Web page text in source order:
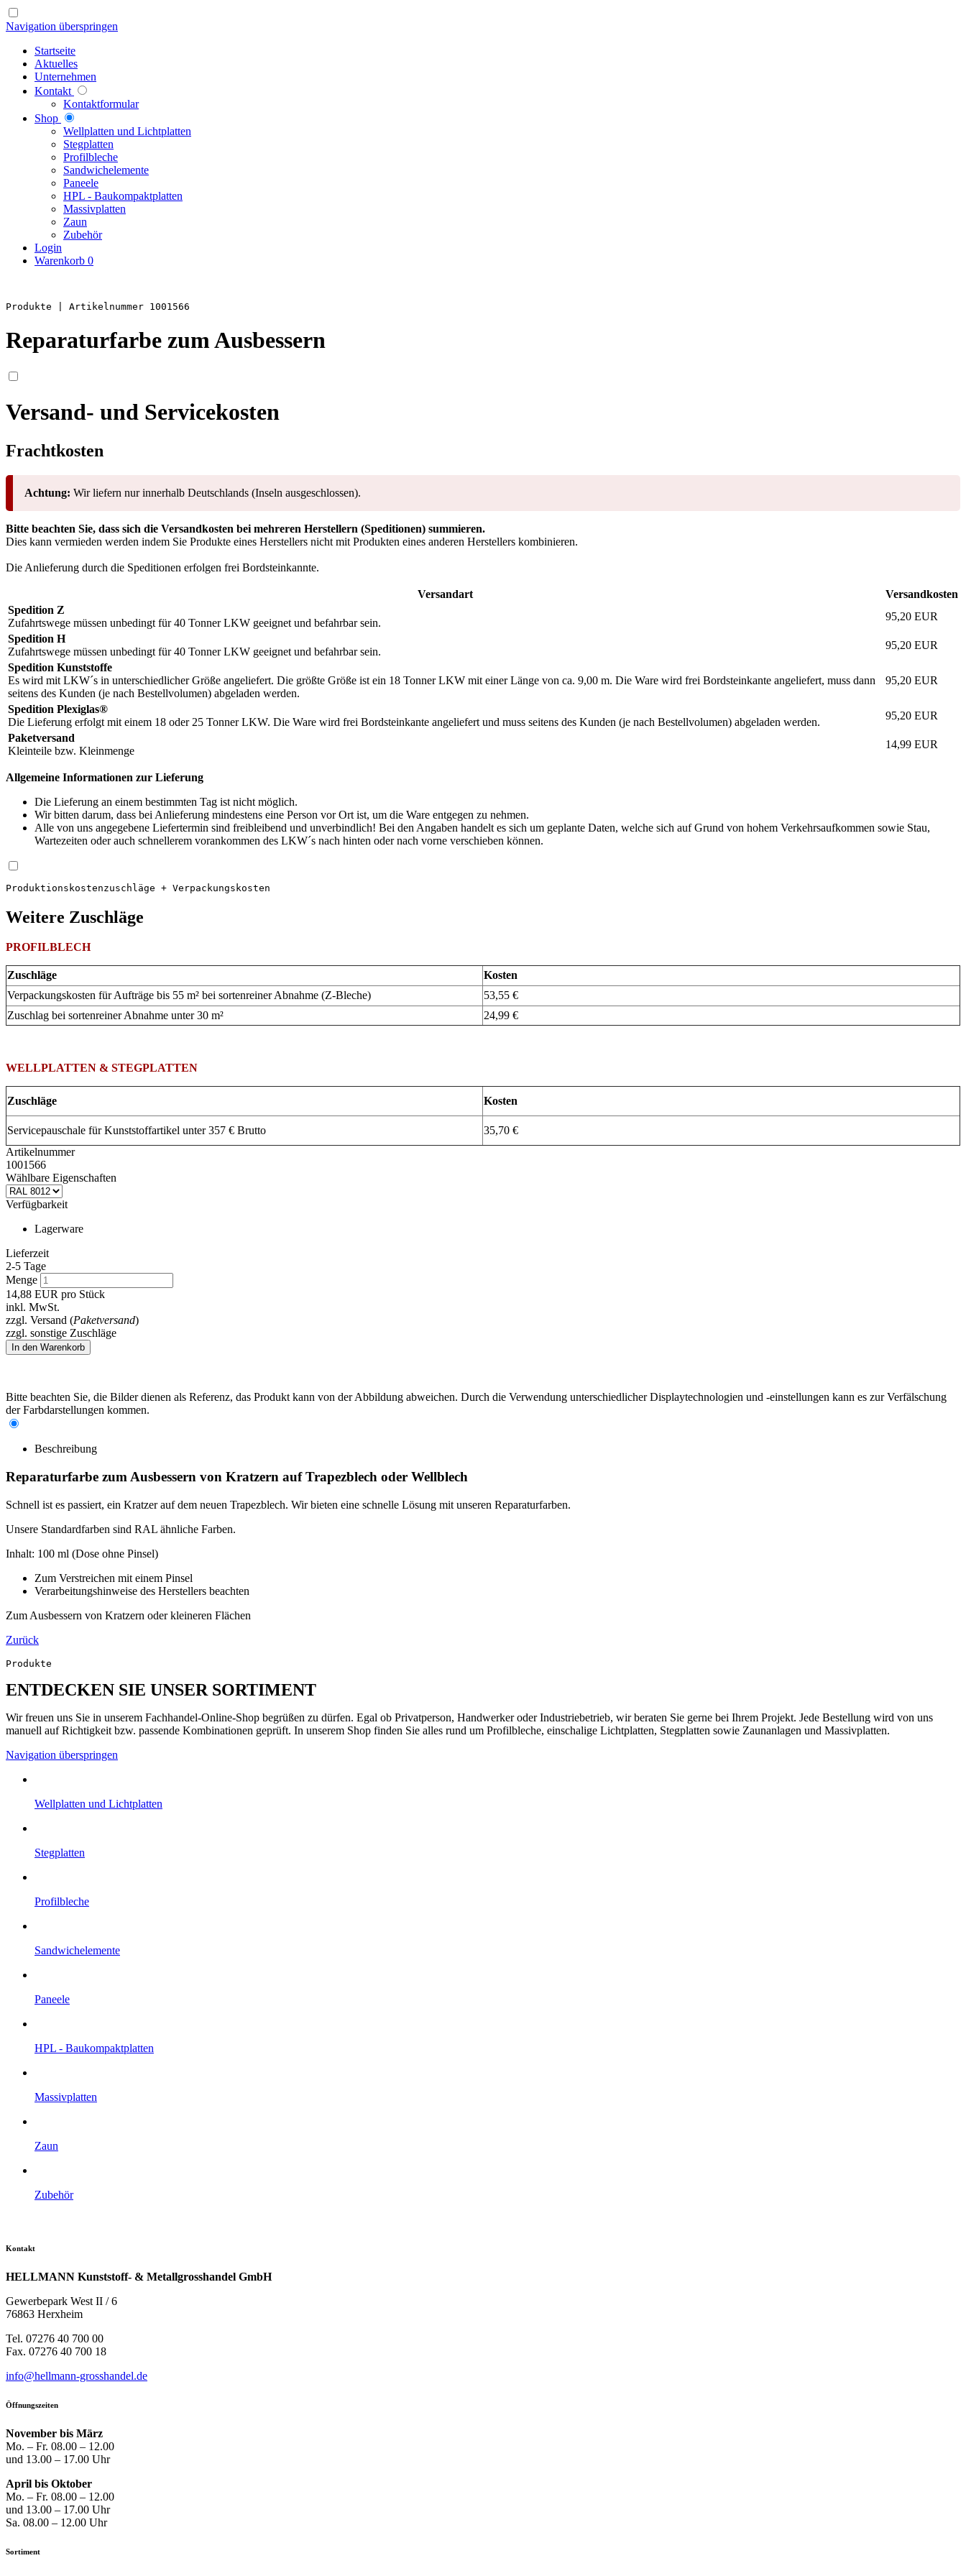
Navigation überspringen
Startseite
Aktuelles
Unternehmen
Kontakt
Kontaktformular
Shop
Well­platten und Licht­platten
Steg­platten
Profil­bleche
Sandwich­elemente
Paneele
HPL - Bau­kompakt­platten
Massiv­platten
Zaun
Zubehör
Login
Warenkorb 0
Produkte | Artikelnummer 1001566
Reparaturfarbe zum Ausbessern
Versand- und Servicekosten
Frachtkosten
Achtung: Wir liefern nur innerhalb Deutschlands (Inseln ausgeschlossen).
Bitte beachten Sie, dass sich die Versandkosten bei mehreren Herstellern (Speditionen) summieren.
Dies kann vermieden werden indem Sie Produkte eines Herstellers nicht mit Produkten eines anderen Herstellers kombinieren.
Die Anlieferung durch die Speditionen erfolgen frei Bordsteinkannte.
Versandart
Versandkosten
Spedition Z
Zufahrtswege müssen unbedingt für 40 Tonner LKW geeignet und befahrbar sein.
95,20 EUR
Spedition H
Zufahrtswege müssen unbedingt für 40 Tonner LKW geeignet und befahrbar sein.
95,20 EUR
Spedition Kunststoffe
Es wird mit LKW´s in unterschiedlicher Größe angeliefert. Die größte Größe ist ein 18 Tonner LKW mit einer Länge von ca. 9,00 m. Die Ware wird frei Bordsteinkante angeliefert, muss dann
seitens des Kunden (je nach Bestellvolumen) abgeladen werden.
95,20 EUR
Spedition Plexiglas®
Die Lieferung erfolgt mit einem 18 oder 25 Tonner LKW. Die Ware wird frei Bordsteinkante angeliefert und muss seitens des Kunden (je nach Bestellvolumen) abgeladen werden.
95,20 EUR
Paketversand
Kleinteile bzw. Kleinmenge
14,99 EUR
Allgemeine Informationen zur Lieferung
Die Lieferung an einem bestimmten Tag ist nicht möglich.
Wir bitten darum, dass bei Anlieferung mindestens eine Person vor Ort ist, um die Ware entgegen zu nehmen.
Alle von uns angegebene Liefertermin sind freibleibend und unverbindlich! Bei den Angaben handelt es sich um geplante Daten, welche sich auf Grund von hohem Verkehrsaufkommen sowie Stau,
Wartezeiten oder auch schnellerem vorankommen des LKW´s nach hinten oder nach vorne verschieben können.
Produktions­kosten­zuschläge + Verpackungskosten
Weitere Zuschläge
PROFILBLECH
Zuschläge
Kosten
Verpackungskosten für Aufträge bis 55 m² bei sortenreiner Abnahme (Z-Bleche)
53,55 €
Zuschlag bei sortenreiner Abnahme unter 30 m²
24,99 €
WELLPLATTEN & STEGPLATTEN
Zuschläge Kosten
Servicepauschale für Kunststoffartikel unter 357 € Brutto
35,70 €
Artikelnummer
1001566
Wählbare Eigenschaften
Verfügbarkeit
Lagerware
Lieferzeit
2-5 Tage
Menge
14,88 EUR pro Stück
inkl. MwSt.
zzgl. Versand (Paketversand)
zzgl. sonstige Zuschläge
Bitte beachten Sie, die Bilder dienen als Referenz, das Produkt kann von der Abbildung abweichen. Durch die Verwendung unterschiedlicher Displaytechnologien und -einstellungen kann es zur Verfälschung
der Farbdarstellungen kommen.
Beschreibung
Reparaturfarbe zum Ausbessern von Kratzern auf Trapezblech oder Wellblech
Schnell ist es passiert, ein Kratzer auf dem neuen Trapezblech. Wir bieten eine schnelle Lösung mit unseren Reparaturfarben.
Unsere Standardfarben sind RAL ähnliche Farben.
Inhalt: 100 ml (Dose ohne Pinsel)
Zum Verstreichen mit einem Pinsel
Verarbeitungshinweise des Herstellers beachten
Zum Ausbessern von Kratzern oder kleineren Flächen
Zurück
Produkte
ENTDECKEN SIE UNSER SORTIMENT
Wir freuen uns Sie in unserem Fachhandel-Online-Shop begrüßen zu dürfen. Egal ob Privatperson, Handwerker oder Industriebetrieb, wir beraten Sie gerne bei Ihrem Projekt. Jede Bestellung wird von uns
manuell auf Richtigkeit bzw. passende Kombinationen geprüft. In unserem Shop finden Sie alles rund um Profilbleche, einschalige Lichtplatten, Stegplatten sowie Zaunanlagen und Massivplatten.
Navigation überspringen
Well­platten und Licht­platten
Steg­platten
Profil­bleche
Sandwich­elemente
Paneele
HPL - Bau­kompakt­platten
Massiv­platten
Zaun
Zubehör
Kontakt
HELLMANN Kunststoff- & Metallgrosshandel GmbH
Gewerbepark West II / 6
76863 Herxheim
Tel. 07276 40 700 00
Fax. 07276 40 700 18
info@hellmann-grosshandel.de
Öffnungszeiten
November bis März
Mo. – Fr. 08.00 – 12.00
und 13.00 – 17.00 Uhr
April bis Oktober
Mo. – Fr. 08.00 – 12.00
und 13.00 – 17.00 Uhr
Sa. 08.00 – 12.00 Uhr
Sortiment